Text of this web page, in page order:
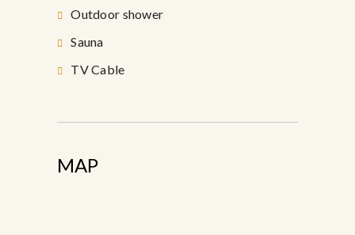
Outdoor shower
Sauna
TV Cable
MAP